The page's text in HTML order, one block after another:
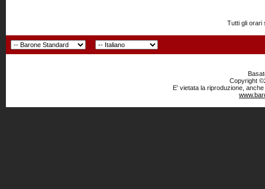
Tutti gli orari
Copyright
E' vietata la riproduzione,